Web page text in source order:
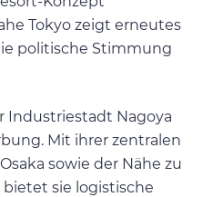
Tokyo zeigt erneutes
politische Stimmung
Industriestadt Nagoya
Mit ihrer zentralen
sowie der Nähe zu
sie logistische